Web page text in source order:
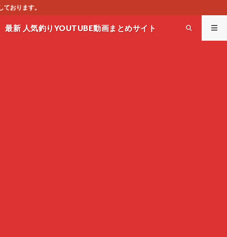
最新 人気釣りYOUTUBE動画まとめサイト